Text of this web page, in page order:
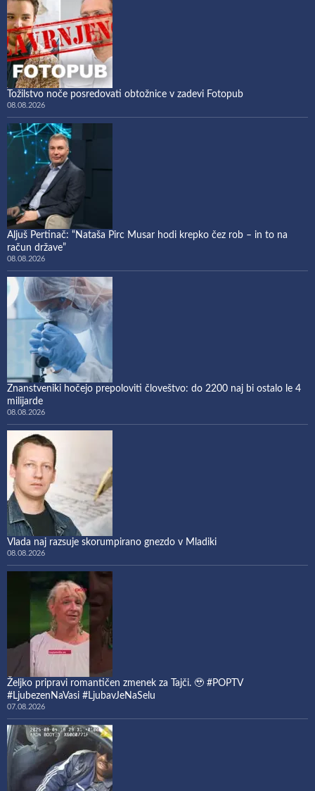
Tožilstvo noče posredovati obtožnice v zadevi Fotopub
08.08.2026
Aljuš Pertinač: “Nataša Pirc Musar hodi krepko čez rob – in to na
račun države”
08.08.2026
Znanstveniki hočejo prepoloviti človeštvo: do 2200 naj bi ostalo le 4
milijarde
08.08.2026
Vlada naj razsuje skorumpirano gnezdo v Mladiki
08.08.2026
Željko pripravi romantičen zmenek za Tajči. 🥹 #POPTV
#LjubezenNaVasi #LjubavJeNaSelu
07.08.2026